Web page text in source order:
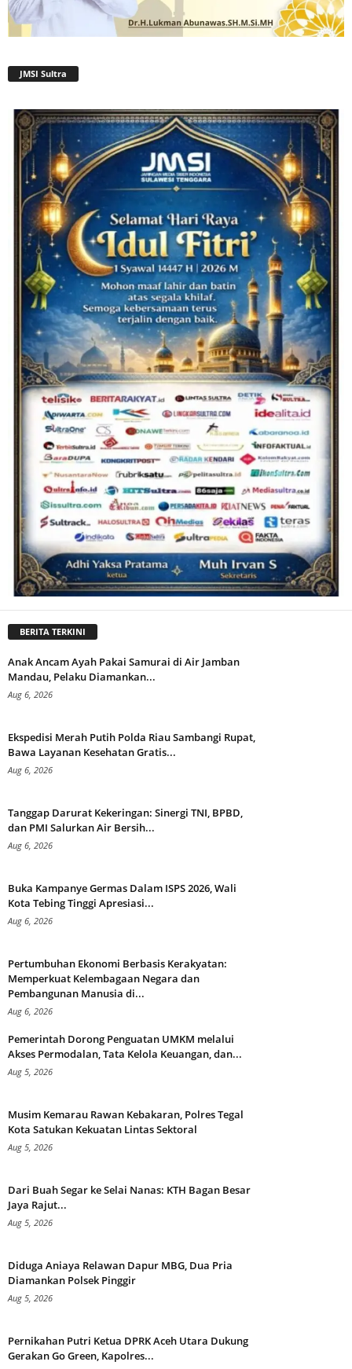
JMSI Sultra
BERITA TERKINI
Anak Ancam Ayah Pakai Samurai di Air Jamban
Mandau, Pelaku Diamankan...
Aug 6, 2026
Ekspedisi Merah Putih Polda Riau Sambangi Rupat,
Bawa Layanan Kesehatan Gratis...
Aug 6, 2026
Tanggap Darurat Kekeringan: Sinergi TNI, BPBD,
dan PMI Salurkan Air Bersih...
Aug 6, 2026
Buka Kampanye Germas Dalam ISPS 2026, Wali
Kota Tebing Tinggi Apresiasi...
Aug 6, 2026
Pertumbuhan Ekonomi Berbasis Kerakyatan:
Memperkuat Kelembagaan Negara dan
Pembangunan Manusia di...
Aug 6, 2026
Pemerintah Dorong Penguatan UMKM melalui
Akses Permodalan, Tata Kelola Keuangan, dan...
Aug 5, 2026
Musim Kemarau Rawan Kebakaran, Polres Tegal
Kota Satukan Kekuatan Lintas Sektoral
Aug 5, 2026
Dari Buah Segar ke Selai Nanas: KTH Bagan Besar
Jaya Rajut...
Aug 5, 2026
Diduga Aniaya Relawan Dapur MBG, Dua Pria
Diamankan Polsek Pinggir
Aug 5, 2026
Pernikahan Putri Ketua DPRK Aceh Utara Dukung
Gerakan Go Green, Kapolres...